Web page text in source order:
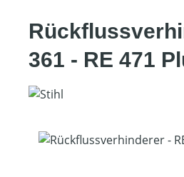
361 - RE 471
Bildergalerie überspringen